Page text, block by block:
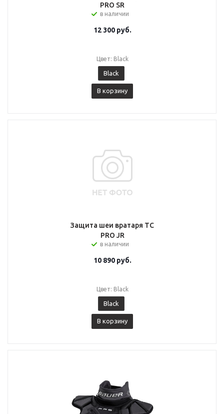
PRO SR
в наличии
12 300руб.
Цвет: Black
Black
В корзину
Защита шеи вратаря ТС
PRO JR
в наличии
10 890руб.
Цвет: Black
Black
В корзину